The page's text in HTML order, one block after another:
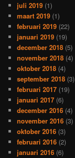
juli 2019 (1)
maart 2019 (1)
februari 2019 (22)
januari 2019 (19)
december 2018 (5)
november 2018 (4)
oktober 2018 (4)
september 2018 (3)
februari 2017 (19)
januari 2017 (6)
december 2016 (4)
november 2016 (3)
oktober 2016 (3)
februari 2016 (2)
januari 2016 (6)